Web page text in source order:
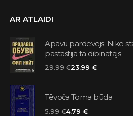
AR ATLAIDI
Apavu pārdevējs: Nike
pastāstīja tā dibinātājs
29.99 €23.99 €
Tēvoča Toma būda
5.99 €4.79 €